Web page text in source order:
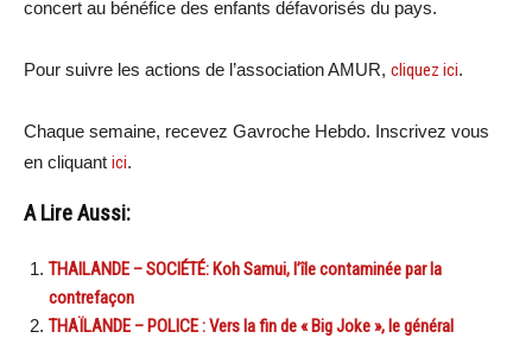
concert au bénéfice des enfants défavorisés du pays.
Pour suivre les actions de l’association AMUR, cliquez ici.
Chaque semaine, recevez Gavroche Hebdo. Inscrivez vous
en cliquant ici.
A Lire Aussi:
THAILANDE – SOCIÉTÉ: Koh Samui, l’île contaminée par la
contrefaçon
THAÏLANDE – POLICE : Vers la fin de « Big Joke », le général